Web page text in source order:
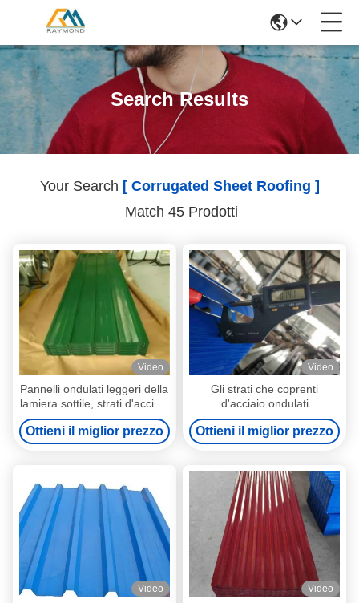
Search Results
Your Search [ Corrugated Sheet Roofing ]
Match 45 Prodotti
Video
Pannelli ondulati leggeri della
lamiera sottile, strati d'acciaio
ondulati galvanizzati del tetto
Ottieni il miglior prezzo
Video
Gli strati che coprenti
d'acciaio ondulati
impermeabili il tetto riveste il
multi colore galvanizzato
hanno ondulato gli strati
Ottieni il miglior prezzo
Video Video